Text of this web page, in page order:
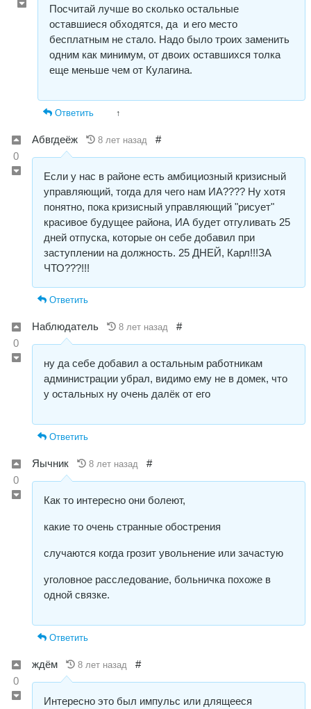
Посчитай лучше во сколько остальные
оставшиеся обходятся, да и его место
бесплатным не стало. Надо было троих заменить
одним как минимум, от двоих оставшихся толка
еще меньше чем от Кулагина.
Ответить ↑
0
Абвгдеёж 8 лет назад #
Если у нас в районе есть амбициозный кризисный
управляющий, тогда для чего нам ИА???? Ну хотя
понятно, пока кризисный управляющий "рисует"
красивое будущее района, ИА будет отгуливать 25
дней отпуска, которые он себе добавил при
заступлении на должность. 25 ДНЕЙ, Карл!!!ЗА
ЧТО???!!!
Ответить
0
Наблюдатель 8 лет назад #
ну да себе добавил а остальным работникам
администрации убрал, видимо ему не в домек, что
у остальных ну очень далёк от его
Ответить
0
Яычник 8 лет назад #
Как то интересно они болеют,
какие то очень странные обострения
случаются когда грозит увольнение или зачастую
уголовное расследование, больничка похоже в
одной связке.
Ответить
0
ждём 8 лет назад #
Интересно это был импульс или длящееся